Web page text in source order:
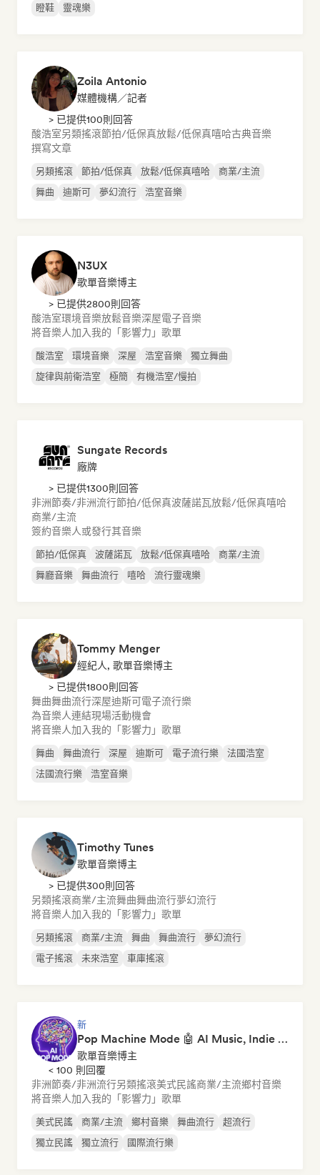
瞪鞋
靈魂樂
Zoila Antonio
媒體機構／記者
> 已提供100則回答
酸浩室另類搖滾節拍/低保真放鬆/低保真嘻哈古典音樂
撰寫文章
另類搖滾 節拍/低保真 放鬆/低保真嘻哈
商業/主流
舞曲
迪斯可 夢幻流行 浩室音樂
N3UX
歌單音樂博主
> 已提供2800則回答
酸浩室環境音樂放鬆音樂深屋電子音樂
將音樂人加入我的「影響力」歌單
酸浩室 環境音樂 深屋 浩室音樂
獨立舞曲
旋律與前衛浩室
極簡 有機浩室/慢拍
Sungate Records
廠牌
> 已提供1300則回答
非洲節奏/非洲流行節拍/低保真波薩諾瓦放鬆/低保真嘻哈
商業/主流
簽約音樂人或發行其音樂
節拍/低保真 波薩諾瓦 放鬆/低保真嘻哈
商業/主流
舞廳音樂
舞曲流行 嘻哈 流行靈魂樂
Tommy Menger
經紀人, 歌單音樂博主
> 已提供1800則回答
舞曲舞曲流行深屋迪斯可電子流行樂
為音樂人連結現場活動機會
將音樂人加入我的「影響力」歌單
舞曲 舞曲流行 深屋 迪斯可 電子流行樂
法國浩室
法國流行樂
浩室音樂
Timothy Tunes
歌單音樂博主
> 已提供300則回答
另類搖滾商業/主流舞曲舞曲流行夢幻流行
將音樂人加入我的「影響力」歌單
另類搖滾 商業/主流 舞曲 舞曲流行
夢幻流行
電子搖滾
未來浩室 車庫搖滾
新
Pop Machine Mode 🤖 AI Music, Indie Pop & Dream Pop
歌單音樂博主
< 100 則回覆
非洲節奏/非洲流行另類搖滾美式民謠商業/主流鄉村音樂
將音樂人加入我的「影響力」歌單
美式民謠 商業/主流 鄉村音樂 舞曲流行
超流行
獨立民謠
獨立流行 國際流行樂